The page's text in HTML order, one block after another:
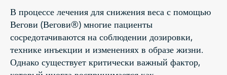
В процессе лечения для снижения веса с помощью
Вегови (Вегови®) многие пациенты
сосредотачиваются на соблюдении дозировки,
технике инъекции и изменениях в образе жизни.
Однако существует критически важный фактор,